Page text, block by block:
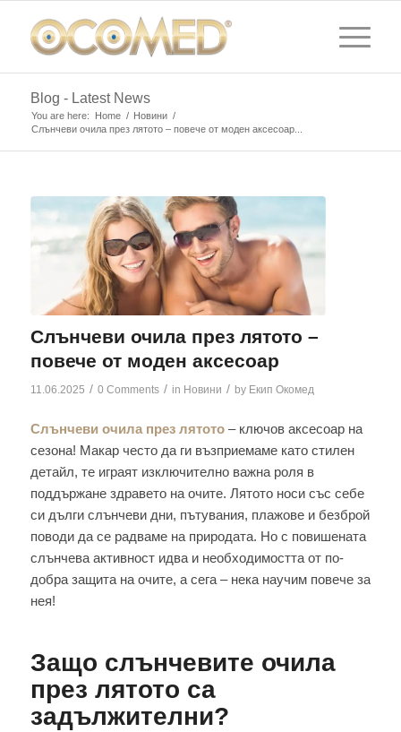
Blog - Latest News
You are here: Home / Новини /
Слънчеви очила през лятото – повече от моден аксесоар...
Слънчеви очила през лятото –
повече от моден аксесоар
11.06.2025 / 0 Comments / in Новини / by Екип Окомед
Слънчеви очила през лятото– ключов аксесоар на
сезона! Макар често да ги възприемаме като стилен
детайл, те играят изключително важна роля в
поддържане здравето на очите. Лятото носи със себе
си дълги слънчеви дни, пътувания, плажове и безброй
поводи да се радваме на природата. Но с повишената
слънчева активност идва и необходимостта от по-
добра защита на очите, а сега – нека научим повече за
нея!
Защо слънчевите очила
през лятото са
задължителни?